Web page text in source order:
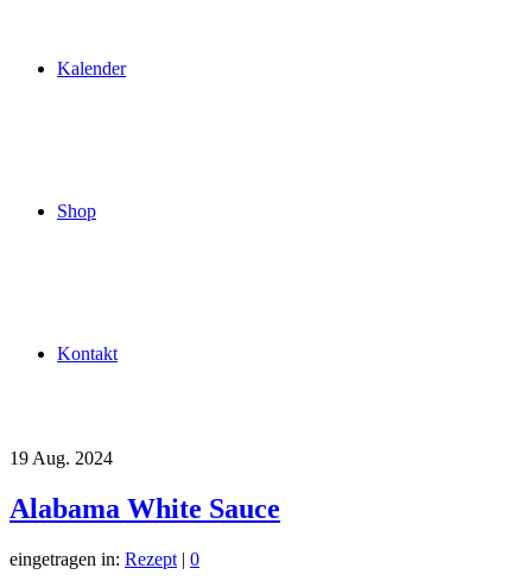
Kalender
Shop
Kontakt
19 Aug. 2024
Alabama White Sauce
eingetragen in: Rezept | 0